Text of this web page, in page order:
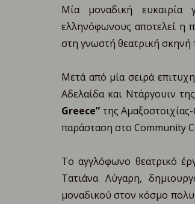
Μία μοναδική ευκαιρία
ελληνόφωνους αποτελεί η
στη γνωστή θεατρική
Mετά από μία σειρά
Αδελαίδα και Ντάργουιν
Greece” της
παράσταση στο Community
Το αγγλόφωνο θεατρικό
Τατιάνα Λύγαρη,
μοναδικού στον κόσμο